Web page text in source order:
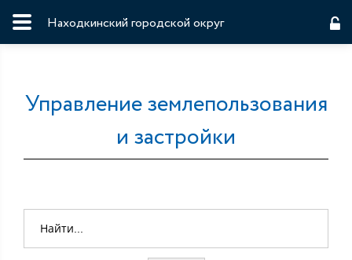
Находкинский городской округ
Управление землепользования
и застройки